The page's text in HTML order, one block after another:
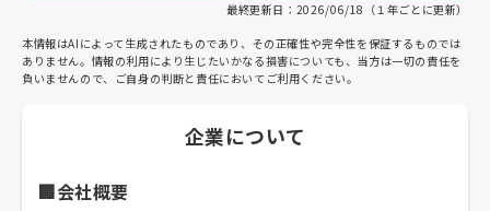
最終更新日：2026/06/18（１年ごとに更新）
本情報はAIによって生成されたものであり、その正確性や完全性を保証するものでは
ありません。情報の利用により生じたいかなる損害についても、当方は一切の責任を
負いませんので、ご自身の判断と責任においてご利用ください。
企業について
🏢会社概要